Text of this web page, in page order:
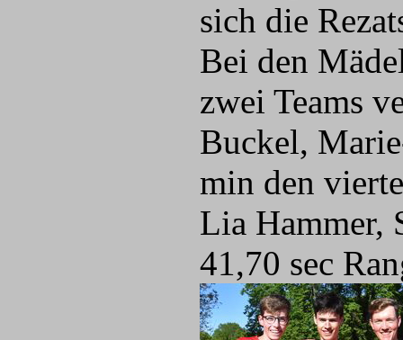
sich die
Bei den
zwei Teams
Buckel,
min den
Lia Hammer,
41,70 sec